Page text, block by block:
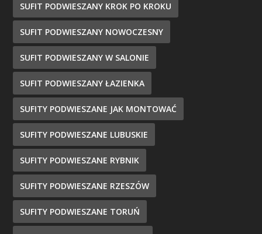
SUFIT PODWIESZANY KROK PO KROKU
SUFIT PODWIESZANY NOWOCZESNY
SUFIT PODWIESZANY W SALONIE
SUFIT PODWIESZANY ŁAZIENKA
SUFITY PODWIESZANE JAK MONTOWAĆ
SUFITY PODWIESZANE LUBUSKIE
SUFITY PODWIESZANE RYBNIK
SUFITY PODWIESZANE RZESZÓW
SUFITY PODWIESZANE TORUŃ